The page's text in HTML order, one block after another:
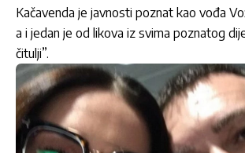
Kačavenda je javnosti poznat kao vođa
a i jedan je od likova iz svima poznatog
čitulji”.